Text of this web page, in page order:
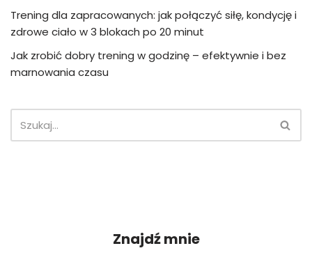
Trening dla zapracowanych: jak połączyć siłę, kondycję i
zdrowe ciało w 3 blokach po 20 minut
Jak zrobić dobry trening w godzinę – efektywnie i bez
marnowania czasu
Znajdź mnie